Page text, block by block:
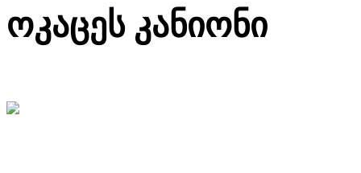
ოკაცეს კანიონი